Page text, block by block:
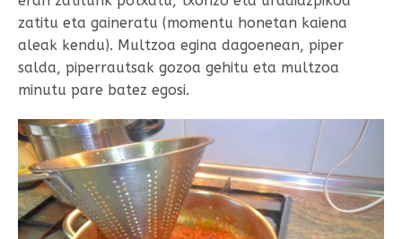
zatitu eta gaineratu (momentu honetan kaiena
aleak kendu). Multzoa egina dagoenean, piper
salda, piperrautsak gozoa gehitu eta multzoa
minutu pare batez egosi.